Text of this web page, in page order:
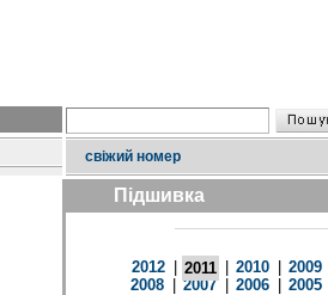
свіжий номер
Підшивка
2012 2011 2010 2009
2008
2007 2006 2005